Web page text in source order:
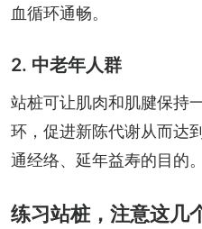
血循环通畅。
2. 中老年人群
站桩可让肌肉和肌腱保持
环，促进新陈代谢从而达
通经络、延年益寿的目的
练习站桩，注意这几